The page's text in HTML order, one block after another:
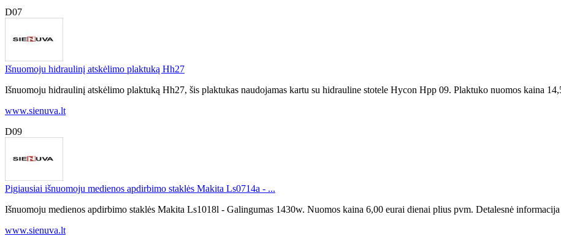
D07
Išnuomoju hidraulinį atskėlimo plaktuką Hh27
Išnuomoju hidraulinį atskėlimo plaktuką Hh27, šis plaktukas naudojamas kartu su hidrauline stotele Hycon Hpp 09. Plaktuko nuomos kaina
www.sienuva.lt
D09
Pigiausiai išnuomoju medienos apdirbimo staklės Makita Ls0714a - ...
Išnuomoju medienos apdirbimo staklės Makita Ls1018l - Galingumas 1430w. Nuomos kaina 6,00 eurai dienai plius pvm. Detalesnė
www.sienuva.lt